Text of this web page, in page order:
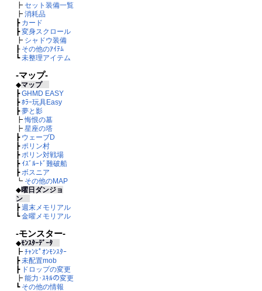
┣ セット装備一覧
┣ 消耗品
┣ カード
┣変身スクロール
┣ シャドウ装備
┠ その他のｱｲﾃﾑ
┗未整理アイテム
-マップ-
◆マップ
┣GHMD EASY
┣ﾎﾗｰ玩具Easy
┣夢と影
┣ 悔恨の墓
┣ 星座の塔
┣ ウェーブD
┣ ポリン村
┣ ポリン対戦場
┣ｲｽﾞﾙｰﾄﾞ難破船
┣ ボスニア
┗ その他のMAP
◆曜日ダンジョ
ン
┣週末メモリアル
┗金曜メモリアル
-モンスター-
◆ﾓﾝｽﾀｰﾃﾞｰﾀ
┣ ﾁｬﾝﾋﾟｵﾝﾓﾝｽﾀｰ
┣未配置mob
┣ ドロップの変更
┣ 能力･ｽｷﾙの変更
┗ その他の情報